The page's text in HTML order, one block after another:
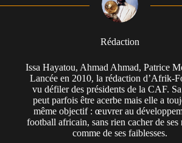
Rédaction
Issa Hayatou, Ahmad Ahmad, Patrice
Lancée en 2010, la rédaction d’Afrik-
vu défiler des présidents de la CAF.
peut parfois être acerbe mais elle a
même objectif : œuvrer au
football africain, sans rien cacher de ses
comme de ses faiblesses.